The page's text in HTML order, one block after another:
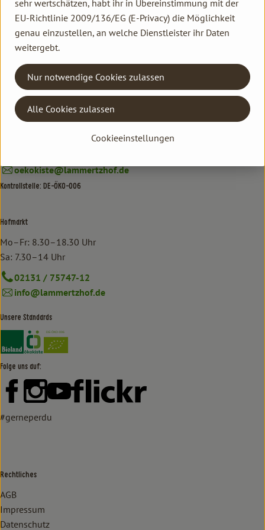
Kontakt allgemein
Familie Hannen GbR
Neu Lammertzhof, 41564 Kaarst
02131 / 75747-0
info@lammertzhof.de
Kontakt Ökokiste
Familie Hannen Gemüse Abo
Neu Lammertzhof, 41564 Kaarst
oekokiste@lammertzhof.de
Kontrollstelle: DE-ÖKO-006
Hofmarkt
Mo–Fr: 8.30–18.30 Uhr
Sa: 7.30–14 Uhr
02131 / 75747-12
info@lammertzhof.de
Unsere Standards
Externer Link zu https://www.bioland.de/verbraucher
Externer Link zu https://www.oekokiste.de/
Folge uns auf:
Externer Link zu https://www.facebook.com/lammertzhof/
Externer Link zu https://www.instagram.com/
Externer Link zu https://www.youtube.com/
Externer Link zu https://
#gerneperdu
Rechtliches
AGB
Impressum
Datenschutz
sehr wertschätzen, habt ihr in Übereinstimmung mit der
EU-Richtlinie 2009/136/EG (E-Privacy) die Möglichkeit
genau einzustellen, an welche Dienstleister ihr Daten
weitergebt.
Cookieeinstellungen
Nur notwendige Cookies zulassen
Alle Cookies zulassen